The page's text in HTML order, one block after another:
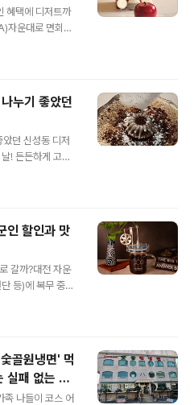
혜택에 디저트까
자운대로 면회나
가서 편하게 이
드립니다!자운
거리에 있어서 외
에요. 특히 이곳
게요.​1. 군 장병
느라 고생하는 우
혹은 군복을 입고
누기 좋았던
던 신성동 디저
! 든든하게 고기
맛있는 카페가
지갑 지켜주는
'군인 할인'이었
들이나 휴가증을
분에 매장에 들어
입에서 녹는 디저
나 고소함 등 취향
인 할인과 맛
갈까?대전 자운
등)에 복무 중인
있는 퀄리티 높
군인 할인 프로모
드는 추세지만,
해 군인 할인 제
골원냉면' 먹
실패 없는 하
나들이 코스 어